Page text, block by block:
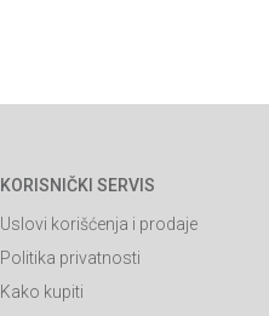
KORISNIČKI SERVIS
Uslovi korišćenja i prodaje
Politika privatnosti
Kako kupiti